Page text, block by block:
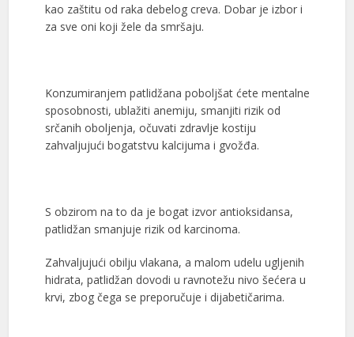
kao zaštitu od raka debelog creva. Dobar je izbor i
za sve oni koji žele da smršaju.
Konzumiranjem patlidžana poboljšat ćete mentalne
sposobnosti, ublažiti anemiju, smanjiti rizik od
srčanih oboljenja, očuvati zdravlje kostiju
zahvaljujući bogatstvu kalcijuma i gvožđa.
S obzirom na to da je bogat izvor antioksidansa,
patlidžan smanjuje rizik od karcinoma.
Zahvaljujući obilju vlakana, a malom udelu ugljenih
hidrata, patlidžan dovodi u ravnotežu nivo šećera u
krvi, zbog čega se preporučuje i dijabetičarima.